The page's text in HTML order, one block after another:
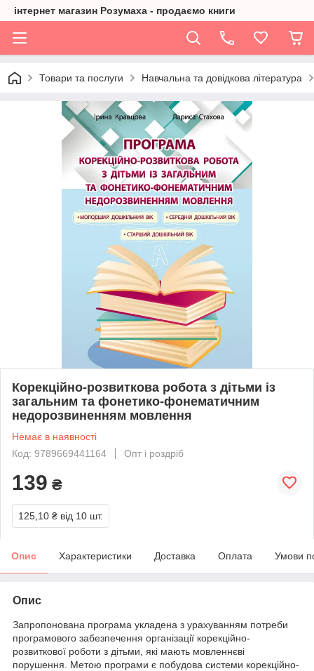
інтернет магазин Розумаха - продаємо книги
Товари та послуги Навчальна та довідкова література
Корекційно-розвиткова робота з дітьми із
загальним та фонетико-фонематичним
недорозвиненням мовлення
Немає в наявності
Код: 9789669441164
Опт і роздріб
139 ₴
125,10 ₴ від 10 шт.
Опис Характеристики Доставка Оплата Умови
Опис
Запропонована програма укладена з урахуванням потреби
програмового забезпечення організації корекційно-
розвиткової роботи з дітьми, які мають мовленнєві
порушення. Метою програми є побудова системи корекційно-